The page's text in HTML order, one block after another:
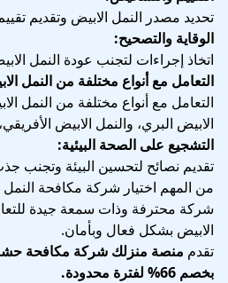
تحديد مصدر النمل الابيض وتقديم
الوقاية والتصحيح:
اتخاذ إجراءات لتجنب عودة النمل
التعامل مع أنواع مختلفة من النمل
التعامل مع أنواع مختلفة من النمل
الابيض البري، والنمل الابيض
التشجيع على الصحة البيئية:
تقديم نصائح لتحسين البيئة وتجنب
من المهم اختيار شركة مكافحة النمل
شركة محترفة وذات سمعة جيدة
الابيض بشكل فعال وبأمان.
تقدم منصة منزلك شركة مكافحة
بخصم 66% لفترة محدودة.